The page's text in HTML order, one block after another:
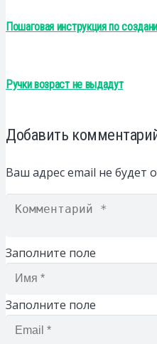
Пошаговая инструкция по
Ручки возраст не выдадут
Добавить
Ваш адрес email не будет
Заполните поле
Заполните поле